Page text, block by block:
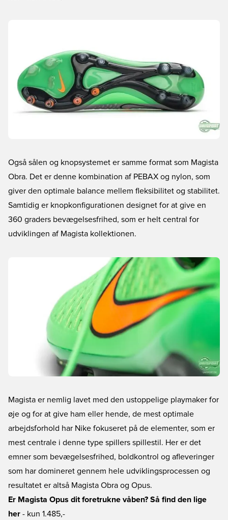
Også sålen og knopsystemet er samme format som Magista
Obra. Det er denne kombination af PEBAX og nylon, som
giver den optimale balance mellem fleksibilitet og stabilitet.
Samtidig er knopkonfigurationen designet for at give en
360 graders bevægelsesfrihed, som er helt central for
udviklingen af Magista kollektionen.
Magista er nemlig lavet med den ustoppelige playmaker for
øje og for at give ham eller hende, de mest optimale
arbejdsforhold har Nike fokuseret på de elementer, som er
mest centrale i denne type spillers spillestil. Her er det
emner som bevægelsesfrihed, boldkontrol og afleveringer
som har domineret gennem hele udviklingsprocessen og
resultatet er altså Magista Obra og Opus.
Er Magista Opus dit foretrukne våben? Så find den lige
her - kun 1.485,-